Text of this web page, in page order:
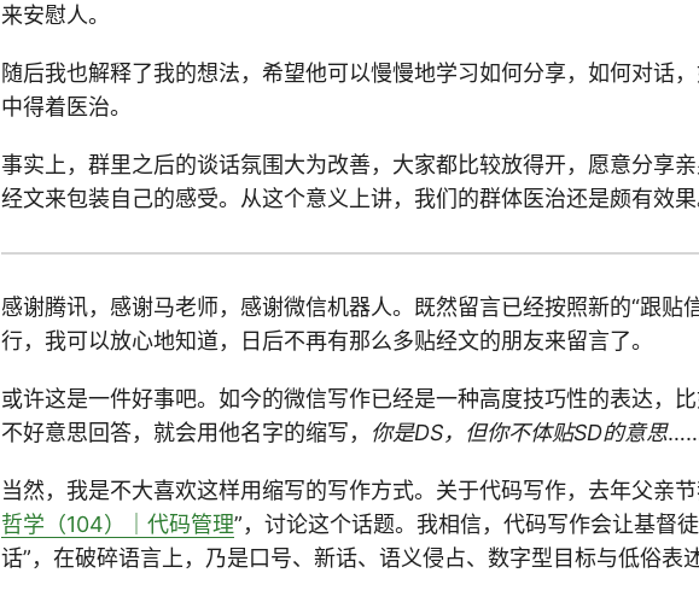
来安慰人。
随后我也解释了我的想法，希望他可以慢慢地学习如何分享，如何对话
中得着医治。
事实上，群里之后的谈话氛围大为改善，大家都比较放得开，愿意分享
经文来包装自己的感受。从这个意义上讲，我们的群体医治还是颇有效果
感谢腾讯，感谢马老师，感谢微信机器人。既然留言已经按照新的“跟贴
行，我可以放心地知道，日后不再有那么多贴经文的朋友来留言了。
或许这是一件好事吧。如今的微信写作已经是一种高度技巧性的表达，
不好意思回答，就会用他名字的缩写， 你是DS，但你不体贴SD的意思
当然，我是不大喜欢这样用缩写的写作方式。关于代码写作，去年父亲
哲学（104）｜代码管理”，讨论这个话题。我相信，代码写作会让基督
话”，在破碎语言上，乃是口号、新话、语义侵占、数字型目标与低俗表